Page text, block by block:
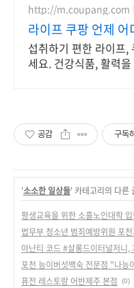
질 수 있도록
http://m.coupang.com
라이프 쿠팡 언제
섭취하기 편한 라이프,
세요. 건강식품, 활력
공감 구독
'소소한 일상들' 카테고리의 다른
평생교육을 위한 소흘노인대학
포천 능이버섯백숙 전문점 "나능
퓨전 레스토랑 어반제주 본점 (0)